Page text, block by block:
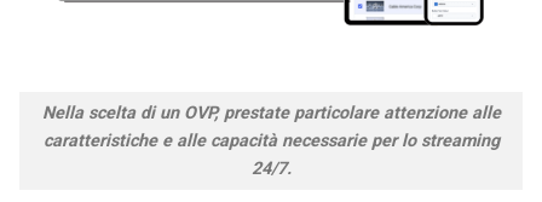
Nella scelta di un OVP, prestate particolare attenzione alle
caratteristiche e alle capacità necessarie per lo streaming
24/7.